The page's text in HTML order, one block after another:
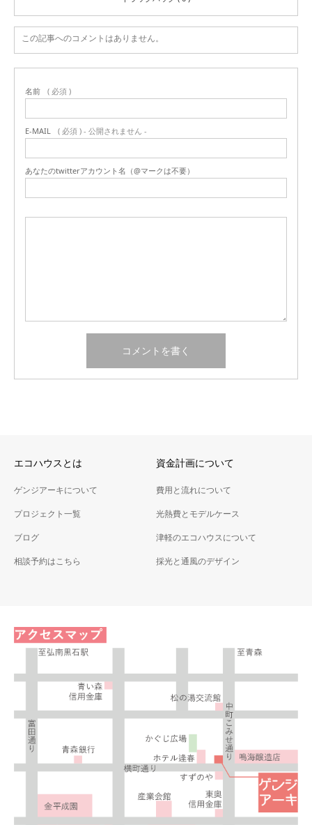
この記事へのコメントはありません。
名前 ( 必須 )
E-MAIL ( 必須 ) - 公開されません -
あなたのtwitterアカウント名（@マークは不要）
エコハウスとは
ゲンジアーキについて
プロジェクト一覧
ブログ
相談予約はこちら
資金計画について
費用と流れについて
光熱費とモデルケース
津軽のエコハウスについて
採光と通風のデザイン